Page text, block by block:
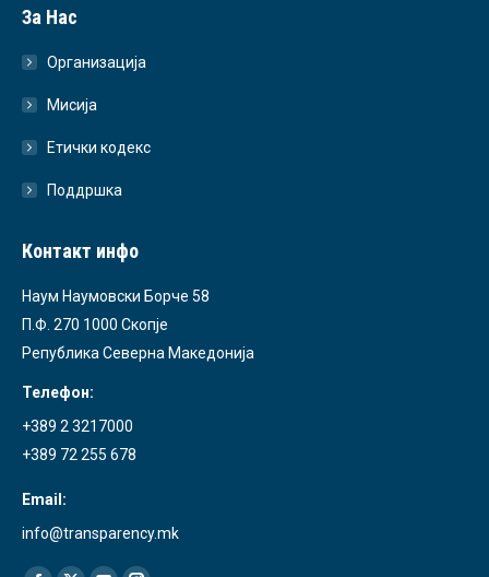
За Нас
Организација
Мисија
Етички кодекс
Поддршка
Контакт инфо
Наум Наумовски Борче 58
П.Ф. 270 1000 Скопје
Република Северна Македонија
Телефон:
+389 2 3217000
+389 72 255 678
Email:
info@transparency.mk